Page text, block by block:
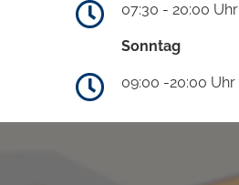
07:30 - 20:00 Uhr
Sonntag
09:00 -20:00 Uhr